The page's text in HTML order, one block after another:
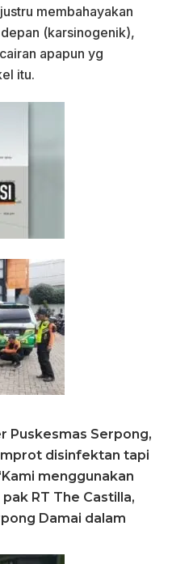
membahayakan
(karsinogenik),
apapun yg
itu.
Puskesmas Serpong,
disinfektan tapi
menggunakan
RT The Castilla,
Damai dalam